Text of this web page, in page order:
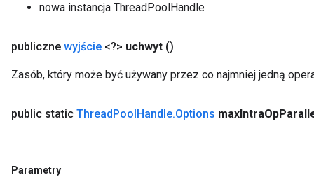
nowa instancja ThreadPoolHandle
publiczne wyjście <?> uchwyt ()
Zasób, który może być używany przez co najmniej jedną
public static ThreadPoolHandle.Options maxIntraOp
Parametry